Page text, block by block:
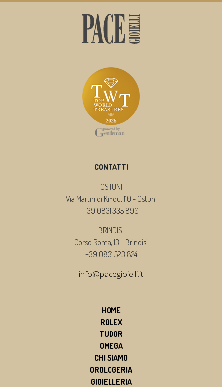
CONTATTI
OSTUNI
Via Martiri di Kindu, 110 - Ostuni
+39 0831 335 890
BRINDISI
Corso Roma, 13 - Brindisi
+39 0831 523 824
info@pacegioielli.it
HOME
ROLEX
TUDOR
OMEGA
CHI SIAMO
OROLOGERIA
GIOIELLERIA